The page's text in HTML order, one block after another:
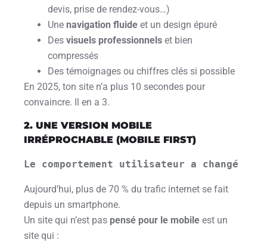
devis, prise de rendez-vous…)
Une navigation fluide et un design épuré
Des visuels professionnels et bien
compressés
Des témoignages ou chiffres clés si possible
En 2025, ton site n’a plus 10 secondes pour
convaincre. Il en a 3.
2. UNE VERSION MOBILE
IRRÉPROCHABLE (MOBILE FIRST)
Le comportement utilisateur a changé
Aujourd’hui, plus de 70 % du trafic internet se fait
depuis un smartphone.
Un site qui n’est pas pensé pour le mobile est un
site qui :